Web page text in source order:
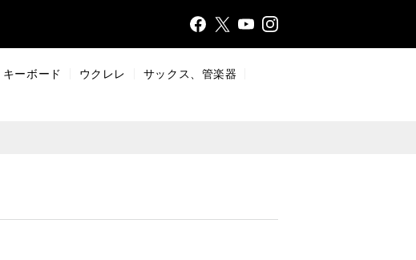
FaceX
YouTInsta
ーボード ウクレレ
サックス、管楽器